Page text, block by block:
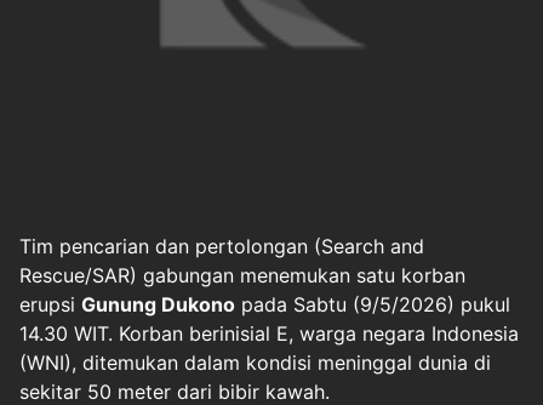
Tim pencarian dan pertolongan (Search and
Rescue/SAR) gabungan menemukan satu korban
erupsi Gunung Dukono pada Sabtu (9/5/2026) pukul
14.30 WIT. Korban berinisial E, warga negara Indonesia
(WNI), ditemukan dalam kondisi meninggal dunia di
sekitar 50 meter dari bibir kawah.